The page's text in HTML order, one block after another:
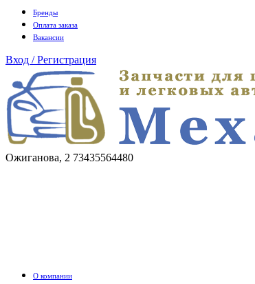
Бренды
Оплата заказа
Вакансии
Вход / Регистрация
Ожиганова, 2 73435564480
О компании